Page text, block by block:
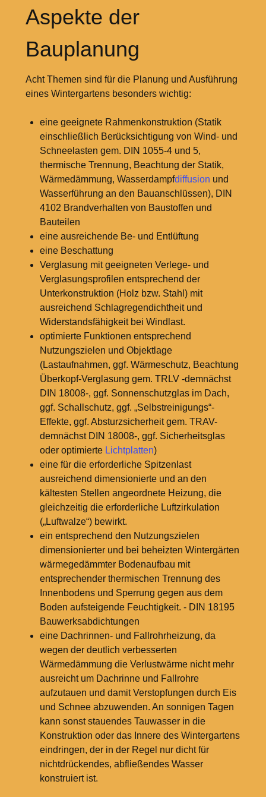
Aspekte der
Bauplanung
Acht Themen sind für die Planung und Ausführung
eines Wintergartens besonders wichtig:
eine geeignete Rahmenkonstruktion (Statik
einschließlich Berücksichtigung von Wind- und
Schneelasten gem. DIN 1055-4 und 5,
thermische Trennung, Beachtung der Statik,
Wärmedämmung, Wasserdampfdiffusion und
Wasserführung an den Bauanschlüssen), DIN
4102 Brandverhalten von Baustoffen und
Bauteilen
eine ausreichende Be- und Entlüftung
eine Beschattung
Verglasung mit geeigneten Verlege- und
Verglasungsprofilen entsprechend der
Unterkonstruktion (Holz bzw. Stahl) mit
ausreichend Schlagregendichtheit und
Widerstandsfähigkeit bei Windlast.
optimierte Funktionen entsprechend
Nutzungszielen und Objektlage
(Lastaufnahmen, ggf. Wärmeschutz, Beachtung
Überkopf-Verglasung gem. TRLV -demnächst
DIN 18008-, ggf. Sonnenschutzglas im Dach,
ggf. Schallschutz, ggf. „Selbstreinigungs“-
Effekte, ggf. Absturzsicherheit gem. TRAV-
demnächst DIN 18008-, ggf. Sicherheitsglas
oder optimierte Lichtplatten)
eine für die erforderliche Spitzenlast
ausreichend dimensionierte und an den
kältesten Stellen angeordnete Heizung, die
gleichzeitig die erforderliche Luftzirkulation
(„Luftwalze“) bewirkt.
ein entsprechend den Nutzungszielen
dimensionierter und bei beheizten Wintergärten
wärmegedämmter Bodenaufbau mit
entsprechender thermischen Trennung des
Innenbodens und Sperrung gegen aus dem
Boden aufsteigende Feuchtigkeit. - DIN 18195
Bauwerksabdichtungen
eine Dachrinnen- und Fallrohrheizung, da
wegen der deutlich verbesserten
Wärmedämmung die Verlustwärme nicht mehr
ausreicht um Dachrinne und Fallrohre
aufzutauen und damit Verstopfungen durch Eis
und Schnee abzuwenden. An sonnigen Tagen
kann sonst stauendes Tauwasser in die
Konstruktion oder das Innere des Wintergartens
eindringen, der in der Regel nur dicht für
nichtdrückendes, abfließendes Wasser
konstruiert ist.